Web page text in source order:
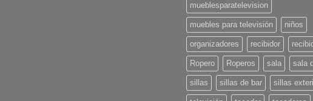
mueblesparatelevision
muebles para televisión niños
organizadores recibidor
Ropero Roperos sala sala
sillas sillas de bar sillas